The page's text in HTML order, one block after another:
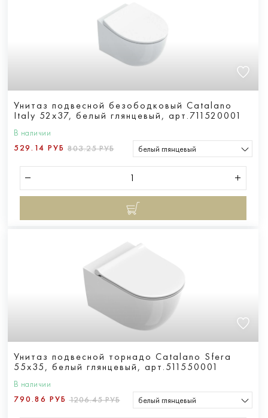
Унитаз подвесной безободковый Catalano
Italy 52х37, белый глянцевый, арт.711520001
В наличии
529.14 РУБ803.25 РУБ белый глянцевый
Унитаз подвесной торнадо Catalano Sfera
55x35, белый глянцевый, арт.511550001
В наличии
790.86 РУБ1206.45 РУБ белый глянцевый